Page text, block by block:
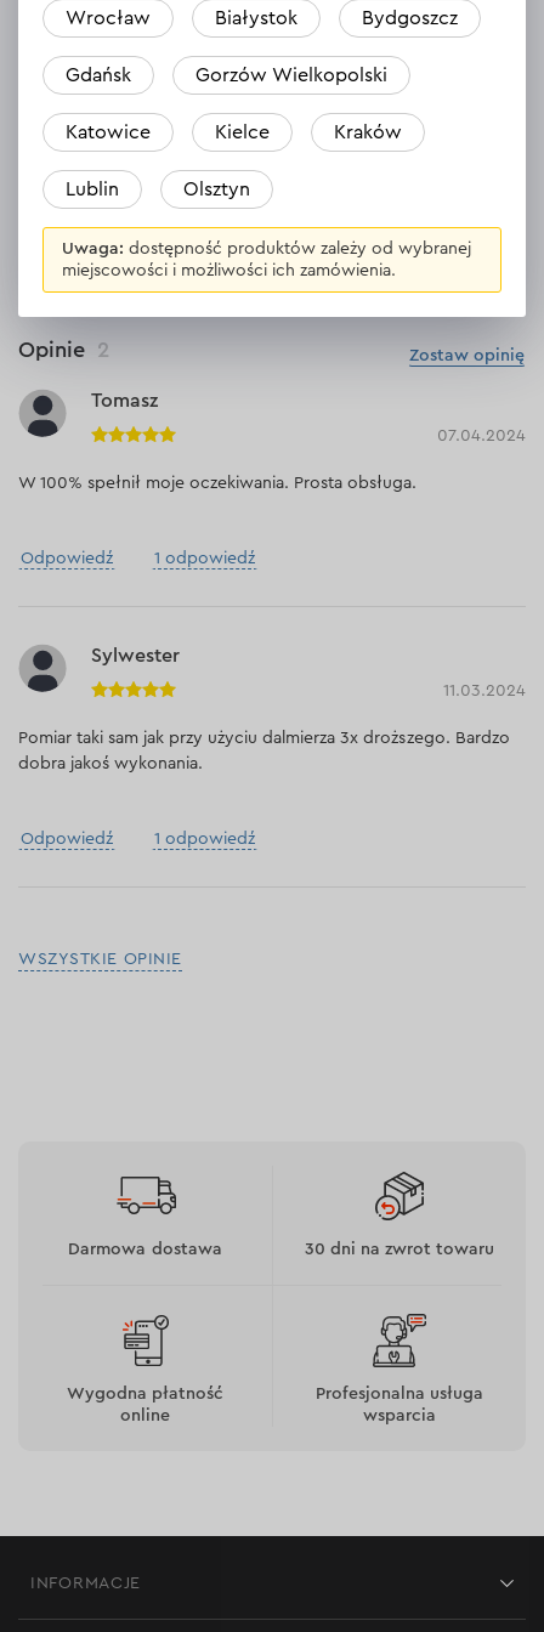
WYŚWIETL DANE TECHNICZNE
Materiały uzupełniające
Pobierz instrukcję
Zostaw opinię
Opinie 2
Tomasz
07.04.2024
W 100% spełnił moje oczekiwania. Prosta obsługa.
Odpowiedź 1 odpowiedź
Sylwester
11.03.2024
Pomiar taki sam jak przy użyciu dalmierza 3x droższego. Bardzo
dobra jakoś wykonania.
Odpowiedź 1 odpowiedź
WSZYSTKIE OPINIE
Darmowa dostawa 30 dni na zwrot towaru
Wygodna płatność
online
Profesjonalna usługa
wsparcia
INFORMACJE
Wrocław Białystok Bydgoszcz
Gdańsk Gorzów Wielkopolski
Katowice Kielce Kraków
Lublin Olsztyn
Uwaga: dostępność produktów zależy od wybranej
miejscowości i możliwości ich zamówienia.